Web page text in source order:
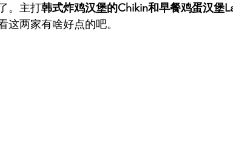
。主打韩式炸鸡汉堡的Chikin和早餐鸡蛋汉堡
这两家有啥好点的吧。